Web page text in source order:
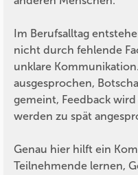
Im Berufsalltag
nicht durch fehlende
unklare
ausgesprochen,
gemeint, Feedback
werden zu spät
Genau hier hilft ein
Teilnehmende lernen,